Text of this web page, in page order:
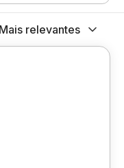
Mais relevantes